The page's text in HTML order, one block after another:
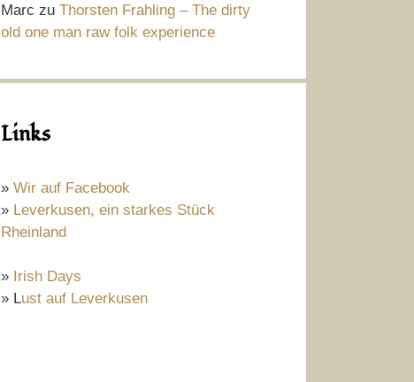
Marc zu Thorsten Frahling – The dirty
old one man raw folk experience
Links
» Wir auf Facebook
» Leverkusen, ein starkes Stück
Rheinland
» Irish Days
» Lust auf Leverkusen